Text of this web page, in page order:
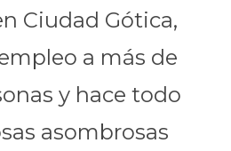
Ciudad Gótica,
a más de
y hace todo
asombrosas